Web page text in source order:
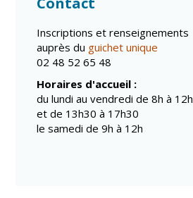
Inscriptions et renseignements
auprès du guichet unique
02 48 52 65 48
Horaires d'accueil :
du lundi au vendredi de 8h à 12h
et de 13h30 à 17h30
le samedi de 9h à 12h